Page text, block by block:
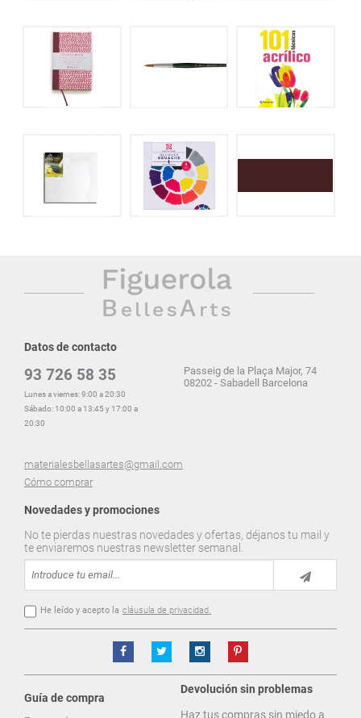
Datos de contacto
93 726 58 35
Lunes a viernes: 9:00 a 20:30
Sábado: 10:00 a 13:45 y 17:00 a
20:30
materialesbellasartes@gmail.com
Cómo comprar
Passeig de la Plaça Major, 74
08202 - Sabadell Barcelona
Novedades y promociones
No te pierdas nuestras novedades y ofertas, déjanos tu mail y
te enviaremos nuestras newsletter semanal.
He leído y acepto la cláusula de privacidad.
Guía de compra
Devolución sin problemas
Haz tus compras sin miedo a